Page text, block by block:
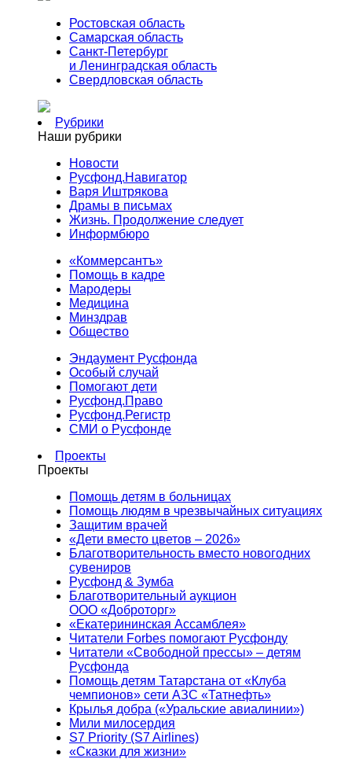
Ростовская область
Самарская область
Санкт-Петербург
и Ленинградская область
Свердловская область
Рубрики
Наши рубрики
Новости
Русфонд.Навигатор
Варя Иштрякова
Драмы в письмах
Жизнь. Продолжение следует
Информбюро
«Коммерсантъ»
Помощь в кадре
Мародеры
Медицина
Минздрав
Общество
Эндаумент Русфонда
Особый случай
Помогают дети
Русфонд.Право
Русфонд.Регистр
СМИ о Русфонде
Проекты
Проекты
Помощь детям в больницах
Помощь людям в чрезвычайных ситуациях
Защитим врачей
«Дети вместо цветов – 2026»
Благотворительность вместо новогодних
сувениров
Русфонд & Зумба
Благотворительный аукцион
ООО «Доброторг»
«Екатерининская Ассамблея»
Читатели Forbes помогают Русфонду
Читатели «Свободной прессы» – детям
Русфонда
Помощь детям Татарстана от «Клуба
чемпионов» сети АЗС «Татнефть»
Крылья добра («Уральские авиалинии»)
Мили милосердия
S7 Priority (S7 Airlines)
«Сказки для жизни»